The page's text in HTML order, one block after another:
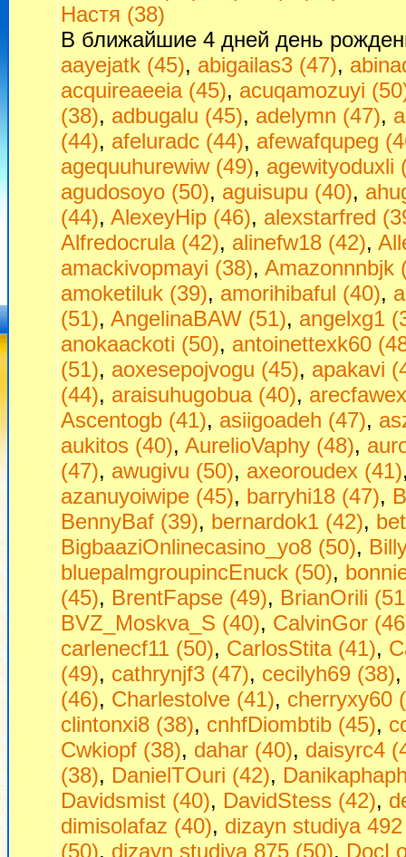
Настя (38)
В ближайшие 4 дней день
aayejatk (45), abigailas3 (47),
acquireaeeia (45), acuqamozuyi
(38), adbugalu (45), adelymn (47),
(44), afeluradc (44), afewafqupeg
agequuhurewiw (49), agewityoduxli
agudosoyo (50), aguisupu (40),
(44), AlexeyHip (46), alexstarfred
Alfredocrula (42), alinefw18 (42),
amackivopmayi (38), Amazonnnbjk
amoketiluk (39), amorihibaful (40),
(51), AngelinaBAW (51), angelxg1
anokaackoti (50), antoinettexk60
(51), aoxesepojvogu (45), apakavi
(44), araisuhugobua (40),
Ascentogb (41), asiigoadeh (47),
aukitos (40), AurelioVaphy (48),
(47), awugivu (50), axeoroudex (41)
azanuyoiwipe (45), barryhi18 (47),
BennyBaf (39), bernardok1 (42),
BigbaaziOnlinecasino_yo8 (50),
bluepalmgroupincEnuck (50),
(45), BrentFapse (49), BrianOrili
BVZ_Moskva_S (40), CalvinGor
carlenecf11 (50), CarlosStita (41),
(49), cathrynjf3 (47), cecilyh69 (38)
(46), Charlestolve (41), cherryxy60
clintonxi8 (38), cnhfDiombtib (45),
Cwkiopf (38), dahar (40), daisyrc4
(38), DanielTOuri (42),
Davidsmist (40), DavidStess (42),
dimisolafaz (40), dizayn studiya
(50), dizayn studiya 875 (50),